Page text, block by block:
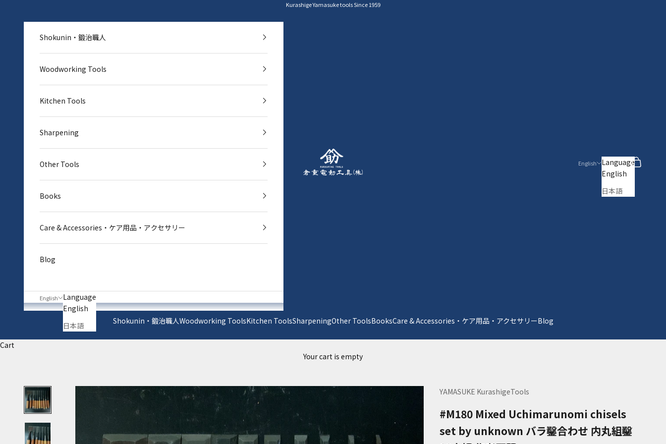
Kurashige Yamasuke tools Since 1959
YAMASUKE KurashigeTools
Shokunin・鍛治職人Woodworking ToolsKitchen ToolsSharpeningOther ToolsBooksCare & Accessories・ケア用品・アクセサリーBlog
English
Language
English
日本語
Search
Cart
Shokunin・鍛治職人
Woodworking Tools
Kitchen Tools
Sharpening
Other Tools
Books
Care & Accessories・ケア用品・アクセサリー
Blog
English
Language
English
日本語
Cart
Your cart is empty
YAMASUKE KurashigeTools
#M180 Mixed Uchimarunomi chisels
set by unknown バラ鑿合わせ 内丸組鑿